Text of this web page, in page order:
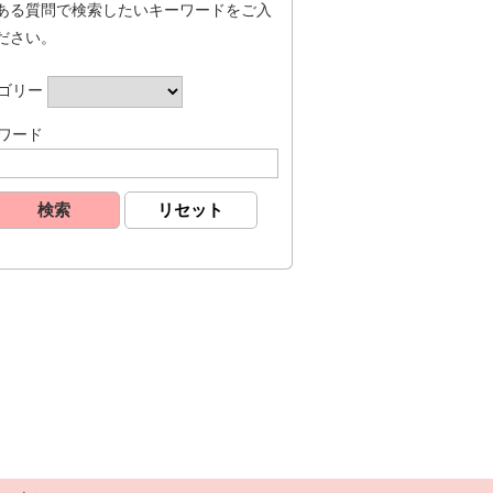
る質問で検索したいキーワードをご入
さい。
リー
ード